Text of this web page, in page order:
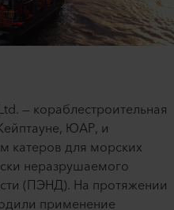
— кораблестроительная
ЮАР, и
катеров для морских
неразрушаемого
(ПЭНД). На протяжении
применение